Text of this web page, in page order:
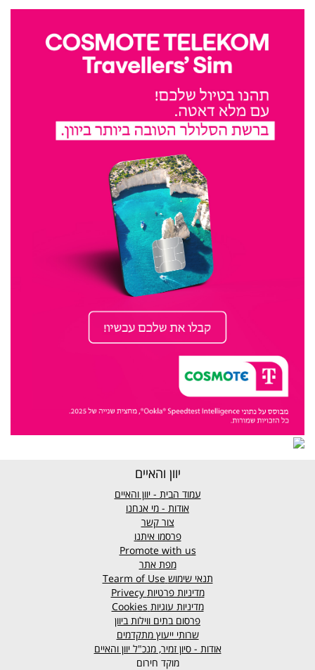
יוון והאיים
עמוד הבית - יוון והאיים
אודות - מי אנחנו
צור קשר
פרסמו איתנו
Promote with us
מפת אתר
תנאי שימוש
מדיניות פרטיות Privecy
מדיניות עוגיות Cookies
פרסום בתים ווילות ביוון
שרותי ייעוץ מתקדמים
אודות - סיון זמיר, מנכ"ל יוון והאיים
מוקד חירום